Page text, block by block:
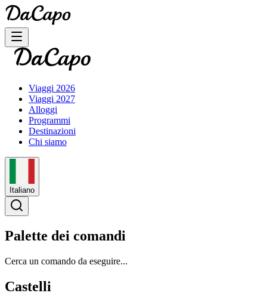
Viaggi 2026
Viaggi 2027
Alloggi
Programmi
Destinazioni
Chi siamo
Italiano
Palette dei comandi
Cerca un comando da eseguire...
Castelli